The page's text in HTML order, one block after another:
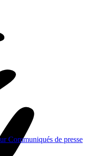
Communiqués de presse